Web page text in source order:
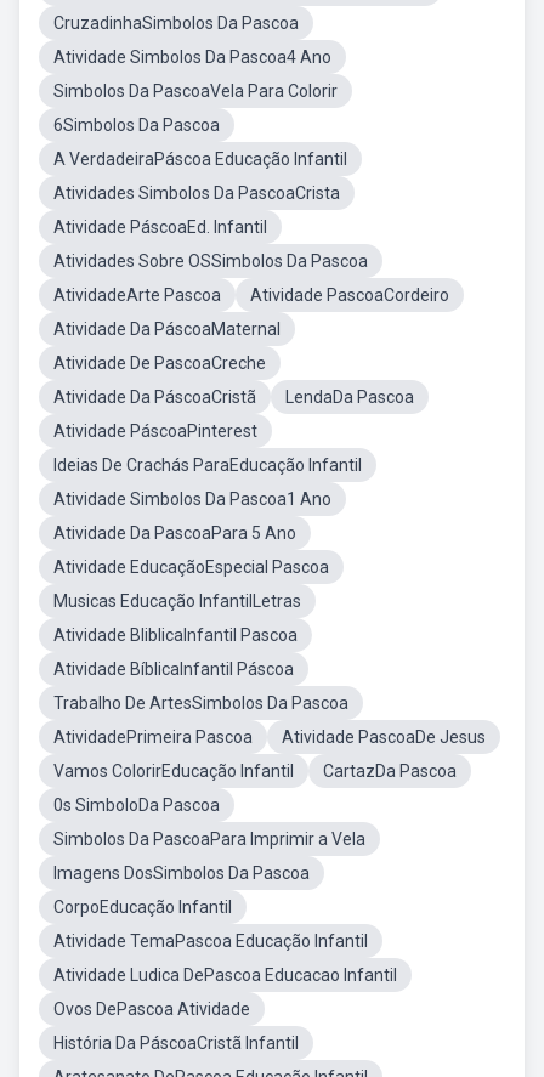
CruzadinhaSimbolos Da Pascoa
Atividade Simbolos Da Pascoa4 Ano
Simbolos Da PascoaVela Para Colorir
6Simbolos Da Pascoa
A VerdadeiraPáscoa Educação Infantil
Atividades Simbolos Da PascoaCrista
Atividade PáscoaEd. Infantil
Atividades Sobre OSSimbolos Da Pascoa
AtividadeArte Pascoa
Atividade PascoaCordeiro
Atividade Da PáscoaMaternal
Atividade De PascoaCreche
Atividade Da PáscoaCristã
LendaDa Pascoa
Atividade PáscoaPinterest
Ideias De Crachás ParaEducação Infantil
Atividade Simbolos Da Pascoa1 Ano
Atividade Da PascoaPara 5 Ano
Atividade EducaçãoEspecial Pascoa
Musicas Educação InfantilLetras
Atividade BliblicaInfantil Pascoa
Atividade BíblicaInfantil Páscoa
Trabalho De ArtesSimbolos Da Pascoa
AtividadePrimeira Pascoa
Atividade PascoaDe Jesus
Vamos ColorirEducação Infantil
CartazDa Pascoa
0s SimboloDa Pascoa
Simbolos Da PascoaPara Imprimir a Vela
Imagens DosSimbolos Da Pascoa
CorpoEducação Infantil
Atividade TemaPascoa Educação Infantil
Atividade Ludica DePascoa Educacao Infantil
Ovos DePascoa Atividade
História Da PáscoaCristã Infantil